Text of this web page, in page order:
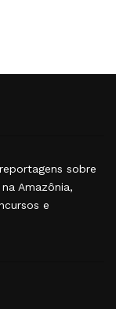
sobre
Amazônia,
e